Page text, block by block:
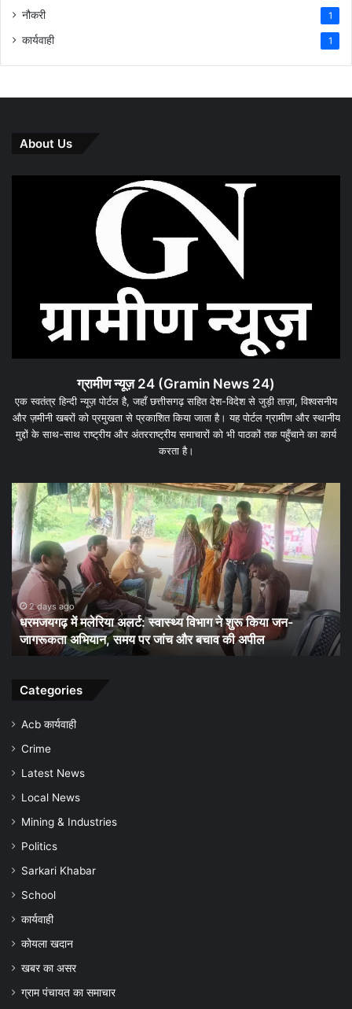
नौकरी 1
कार्यवाही 1
About Us
ग्रामीण न्यूज़ 24 (Gramin News 24)
एक स्वतंत्र हिन्दी न्यूज़ पोर्टल है, जहाँ छत्तीसगढ़ सहित देश-विदेश से जुड़ी ताज़ा, विश्वसनीय
और ज़मीनी खबरों को प्रमुखता से प्रकाशित किया जाता है। यह पोर्टल ग्रामीण और स्थानीय
मुद्दों के साथ-साथ राष्ट्रीय और अंतरराष्ट्रीय समाचारों को भी पाठकों तक पहुँचाने का कार्य
करता है।
धरमजयगढ़
में
मलेरिया
अलर्ट:
स्वास्थ्य
विभाग
ने
शुरू
किया
जन-
जागरूकता
समय
जांच
बचाव
की
2 days ago
धरमजयगढ़ में मलेरिया अलर्ट: स्वास्थ्य विभाग ने शुरू किया जन-
जागरूकता अभियान, समय पर जांच और बचाव की अपील
की
Categories
Acb कार्यवाही
Crime
Latest News
Local News
Mining & Industries
Politics
Sarkari Khabar
School
कार्यवाही
कोयला खदान
खबर का असर
ग्राम पंचायत का समाचार